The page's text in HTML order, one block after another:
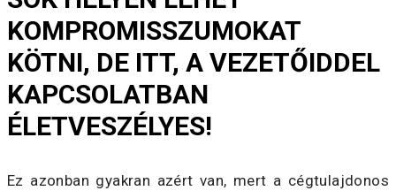
KOMPROMISSZUMOKAT
KÖTNI, DE ITT, A VEZETŐIDDEL
KAPCSOLATBAN
ÉLETVESZÉLYES!
Ez azonban gyakran azért van, mert a cégtulajdonos